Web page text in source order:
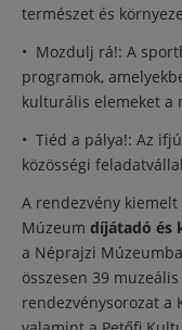
természet és
• Mozdulj rá!: A
programok,
kulturális elemeket a
• Tiéd a pálya!: Az
közösségi
A rendezvény
Múzeum díjátadó és
a Néprajzi
összesen 39
rendezvénysorozat a